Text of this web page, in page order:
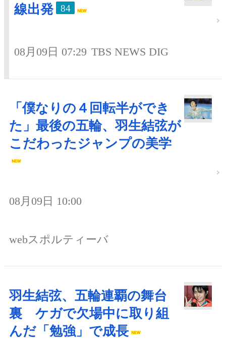
線出発
84
08月09日 07:29 TBS NEWS DIG
「僕なりの４回転半ができ
た」最後の五輪、羽生結弦が
こだわったジャンプの美学
08月09日 10:00
webスポルティーバ
羽生結弦、五輪連覇の舞台
裏 ケガで欠場中に取り組
んだ「勉強」で成長